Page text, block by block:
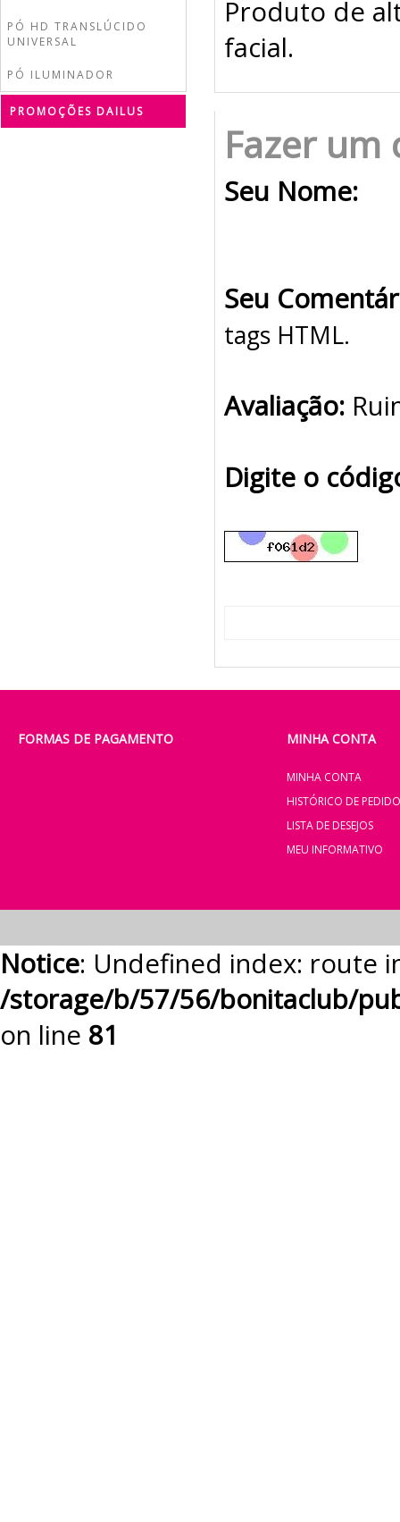
PÓ HD TRANSLÚCIDO
UNIVERSAL
PÓ ILUMINADOR
PROMOÇÕES DAILUS
Produto de
facial.
Fazer um
Seu Nome:
Seu
tags HTML.
Avaliação:
Digite o
FORMAS DE PAGAMENTO MINHA CONTA
MINHA CONTA
HISTÓRICO DE
LISTA DE DESEJOS
MEU INFORMATIVO
Notice: Undefined index: route
/storage/b/57/56/bonitaclub/
on line 81